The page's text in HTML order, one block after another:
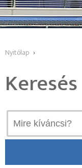
Nyitólap ›
Keresés